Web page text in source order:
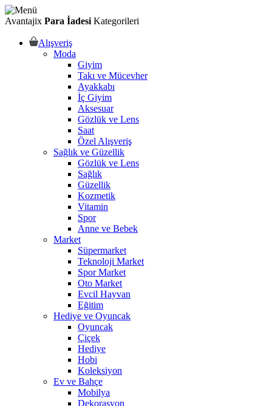
Avantajix Para İadesi Kategorileri
Alışveriş
Moda
Giyim
Takı ve Mücevher
Ayakkabı
İç Giyim
Aksesuar
Gözlük ve Lens
Saat
Özel Alışveriş
Sağlık ve Güzellik
Gözlük ve Lens
Sağlık
Güzellik
Kozmetik
Vitamin
Spor
Anne ve Bebek
Market
Süpermarket
Teknoloji Market
Spor Market
Oto Market
Evcil Hayvan
Eğitim
Hediye ve Oyuncak
Oyuncak
Çiçek
Hediye
Hobi
Koleksiyon
Ev ve Bahçe
Mobilya
Dekorasyon